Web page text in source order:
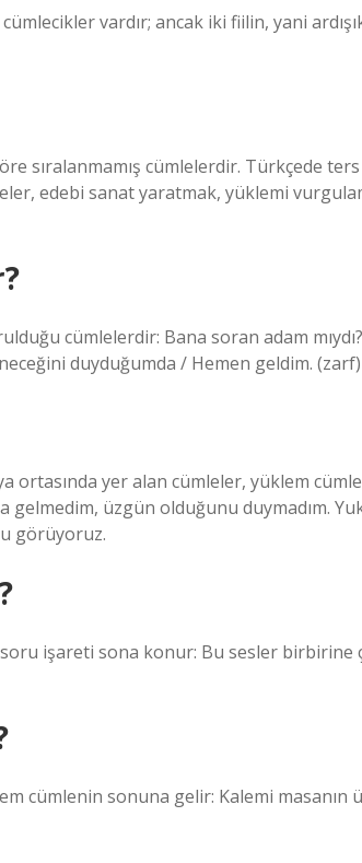
vardır; ancak iki fiilin, yani
sıralanmamış cümlelerdir. Türkçede
edebi sanat yaratmak, yüklemi
cümlelerdir: Bana soran adam
duyduğumda / Hemen geldim. (zarf)
ortasında yer alan cümleler, yüklem
üzgün olduğunu duymadım.
görüyoruz.
soru işareti sona konur: Bu sesler birbirine
cümlenin sonuna gelir: Kalemi masanın